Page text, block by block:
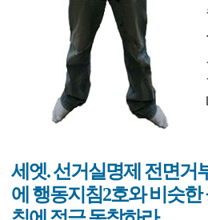
세엣. 선거실명제 전면거
에 행동지침2호와 비슷